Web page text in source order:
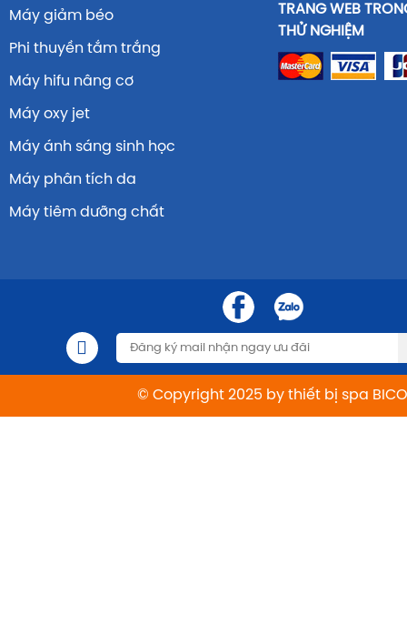
Máy giảm béo
Phi thuyền tắm trắng
Máy hifu nâng cơ
Máy oxy jet
Máy ánh sáng sinh học
Máy phân tích da
Máy tiêm dưỡng chất
TRANG WEB
THỬ NGHIỆM
© Copyright 2025 by thiết bị spa BICO